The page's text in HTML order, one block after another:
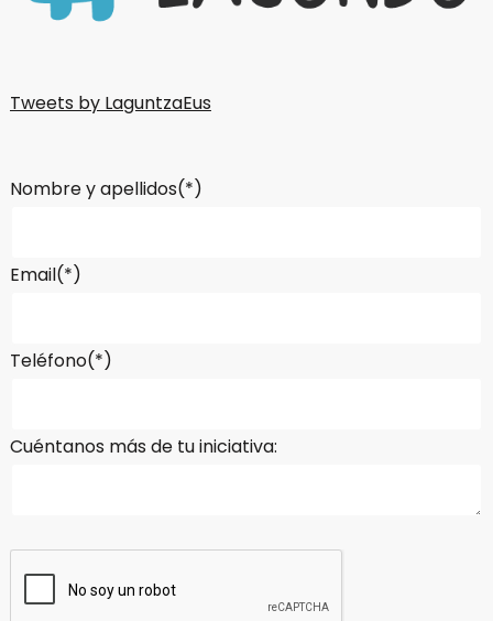
Tweets by LaguntzaEus
Nombre y apellidos(*)
Email(*)
Teléfono(*)
Cuéntanos más de tu iniciativa: